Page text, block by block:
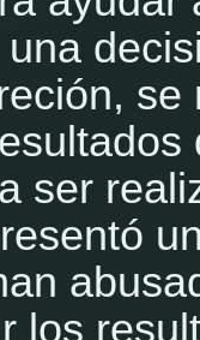
ser
los